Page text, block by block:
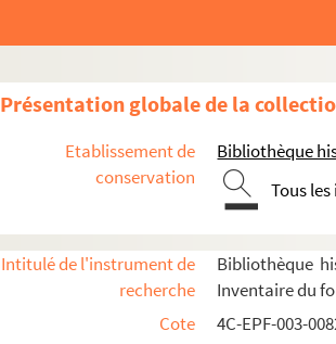
Présentation globale de la
Etablissement de
conservation
Bibliothèque
Tous
Intitulé de l'instrument de
recherche
Bibliothèque
Inventaire du
Cote
4C-EPF-003-
Dossier n° 51
Dossier n° 52
Dossier n° 54
Dossier n° 56
Dossier n° 58
Dossier n° 59